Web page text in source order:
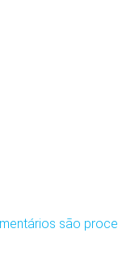
são